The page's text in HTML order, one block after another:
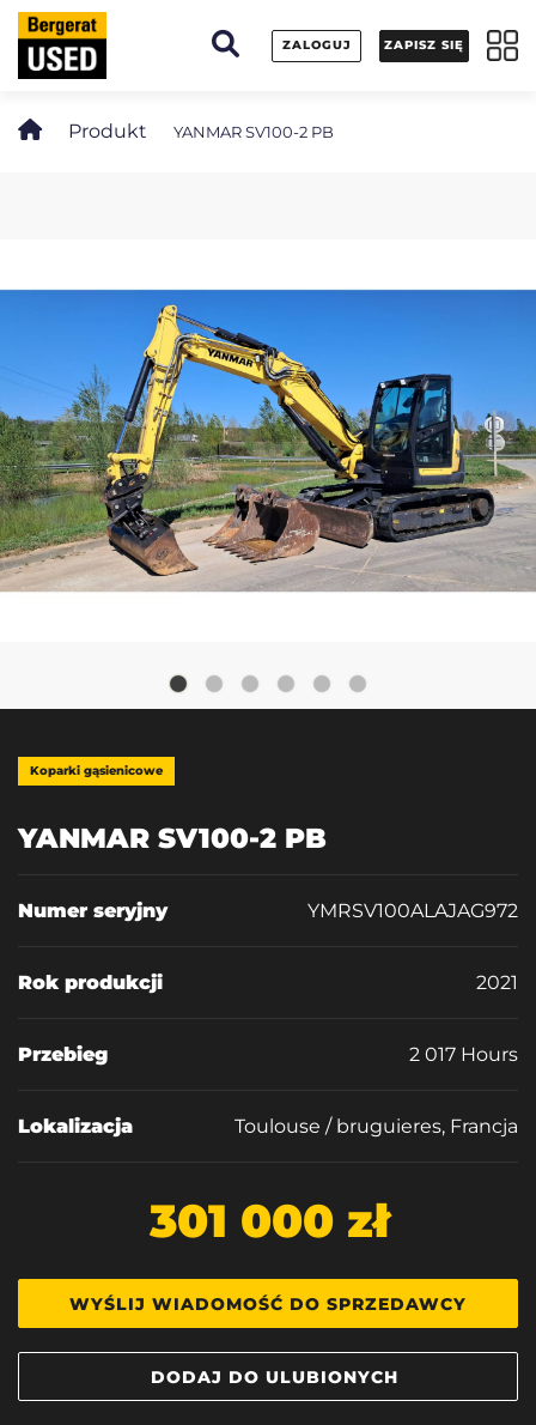
ZALOGUJ ZAPISZ SIĘ
Produkt YANMAR SV100-2 PB
Koparki gąsienicowe
YANMAR SV100-2 PB
Numer seryjny YMRSV100ALAJAG972
Rok produkcji 2021
Przebieg 2 017 Hours
Lokalizacja Toulouse / bruguieres, Francja
301 000 zł
WYŚLIJ WIADOMOŚĆ DO SPRZEDAWCY
DODAJ DO ULUBIONYCH
Panel zarządzania plikami cookies